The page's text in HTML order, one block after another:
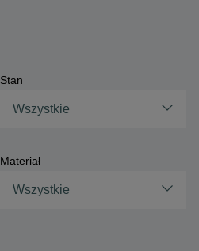
Stan
Wszystkie
Materiał
Wszystkie